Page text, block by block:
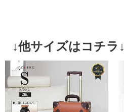
↓他サイズはコチラ↓